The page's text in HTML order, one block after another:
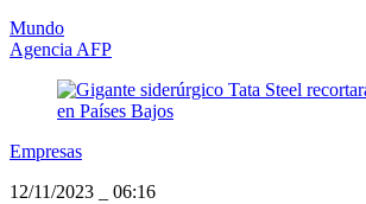
Mundo
Agencia AFP
Empresas
12/11/2023
06:16